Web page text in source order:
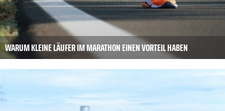
WARUM KLEINE LÄUFER IM MARATHON EINEN VORTEIL HABEN